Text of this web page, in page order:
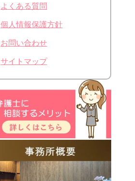
よくある質問
個人情報保護方針
お問い合わせ
サイトマップ